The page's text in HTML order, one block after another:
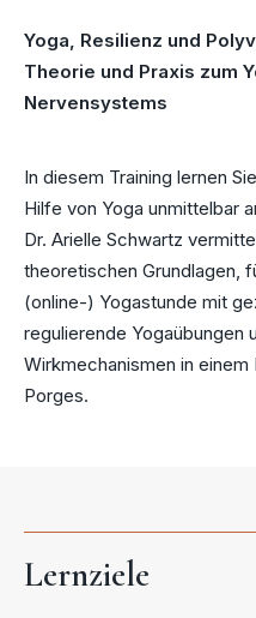
Yoga, Resilienz und
Theorie und Praxis zum
Nervensystems
In diesem Training lernen
Hilfe von Yoga unmittelbar
Dr. Arielle Schwartz
theoretischen Grundlagen,
(online-) Yogastunde mit
regulierende Yogaübungen
Wirkmechanismen in
Porges.
Lernziele